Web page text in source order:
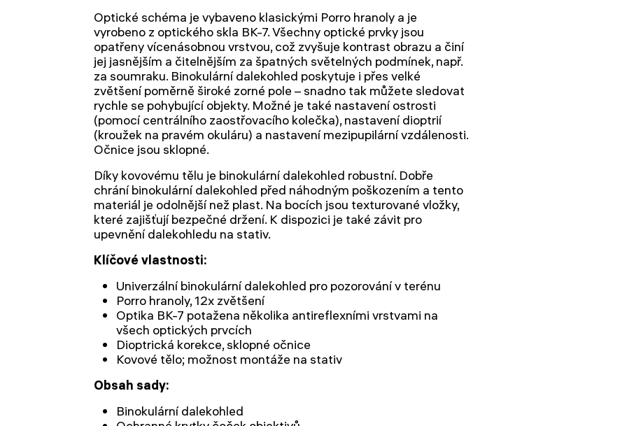
Optické schéma je vybaveno klasickými Porro hranoly a je
vyrobeno z optického skla BK-7. Všechny optické prvky jsou
opatřeny vícenásobnou vrstvou, což zvyšuje kontrast obrazu a činí
jej jasnějším a čitelnějším za špatných světelných podmínek, např.
za soumraku. Binokulární dalekohled poskytuje i přes velké
zvětšení poměrně široké zorné pole – snadno tak můžete sledovat
rychle se pohybující objekty. Možné je také nastavení ostrosti
(pomocí centrálního zaostřovacího kolečka), nastavení dioptrií
(kroužek na pravém okuláru) a nastavení mezipupilární vzdálenosti.
Očnice jsou sklopné.
Díky kovovému tělu je binokulární dalekohled robustní. Dobře
chrání binokulární dalekohled před náhodným poškozením a tento
materiál je odolnější než plast. Na bocích jsou texturované vložky,
které zajišťují bezpečné držení. K dispozici je také závit pro
upevnění dalekohledu na stativ.
Klíčové vlastnosti:
Univerzální binokulární dalekohled pro pozorování v terénu
Porro hranoly, 12x zvětšení
Optika BK-7 potažena několika antireflexními vrstvami na
všech optických prvcích
Dioptrická korekce, sklopné očnice
Kovové tělo; možnost montáže na stativ
Obsah sady:
Binokulární dalekohled